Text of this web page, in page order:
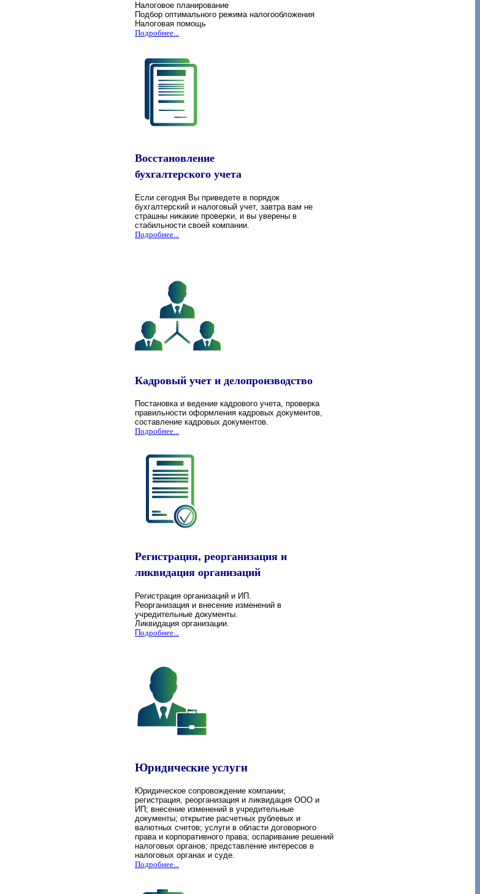
Налоговое планирование
Подбор оптимального режима налогообложения
Налоговая помощь
Подробнее...
Восстановление
бухгалтерского учета
Если сегодня Вы приведете в порядок
бухгалтерский и налоговый учет, завтра вам не
страшны никакие проверки, и вы уверены в
стабильности своей компании.
Подробнее...
Кадровый учет и делопроизводство
Постановка и ведение кадрового учета, проверка
правильности оформления кадровых документов,
составление кадровых документов.
Подробнее...
Регистрация, реорганизация и
ликвидация организаций
Регистрация организаций и ИП.
Реорганизация и внесение изменений в
учредительные документы.
Ликвидация организации.
Подробнее...
Юридические услуги
Юридическое сопровождение компании;
регистрация, реорганизация и ликвидация ООО и
ИП; внесение изменений в учредительные
документы; открытие расчетных рублевых и
валютных счетов; услуги в области договорного
права и корпоративного права; оспаривание решений
налоговых органов; представление интересов в
налоговых органах и суде.
Подробнее...